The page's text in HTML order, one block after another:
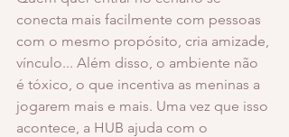
conecta mais facilmente com pessoas
com o mesmo propósito, cria amizade,
vínculo... Além disso, o ambiente não
é tóxico, o que incentiva as meninas a
jogarem mais e mais. Uma vez que isso
acontece, a HUB ajuda com o